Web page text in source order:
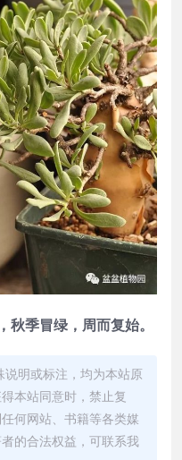
季冒绿，周而复始。
明或标注，均为本站原
本站同意时，禁止复
何网站、书籍等各类媒
的合法权益，可联系我